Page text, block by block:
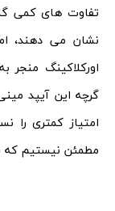
تفاوت های کمی
نشان می دهند،
اورکلاکینگ منجر
مطمئن نیستیم